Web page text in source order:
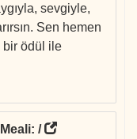
sevgiyle,
Sen hemen
bir ödül ile
: /